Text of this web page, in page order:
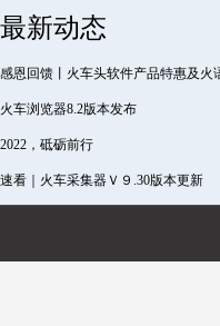
最新动态
感恩回馈丨火车头软件产品特惠及火
火车浏览器8.2版本发布
2022，砥砺前行
速看｜火车采集器Ｖ９.30版本更新